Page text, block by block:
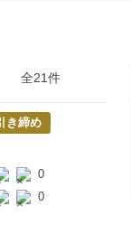
全21件
き締め
0
0